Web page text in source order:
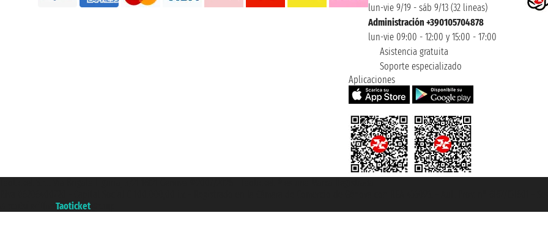
lun-vie 9/19 - sáb 9/13 (32 lineas)
Administración +390105704878
lun-vie 09:00 - 12:00 y 15:00 - 17:00
Asistencia gratuita
Soporte especializado
Aplicaciones
Taoticket